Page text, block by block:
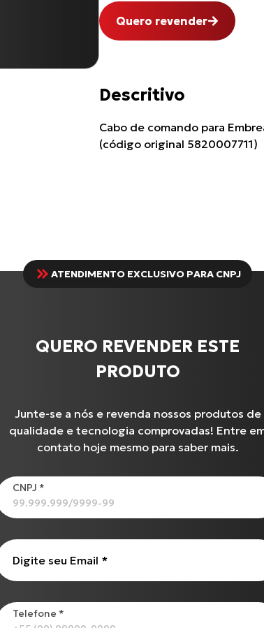
Quero revender
Descritivo
Cabo de comando para
(código original 5820007711)
ATENDIMENTO EXCLUSIVO PARA CNPJ
QUERO REVENDER ESTE
PRODUTO
Junte-se a nós e revenda nossos produtos de
qualidade e tecnologia comprovadas! Entre
contato hoje mesmo para saber mais.
CNPJ *
Digite seu Email *
Telefone *